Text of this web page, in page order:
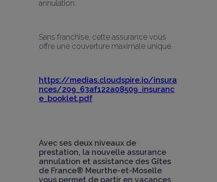
annulation.
Sans franchise, cette assurance vous
offre une couverture maximale unique.
https://medias.cloudspire.io/insura
nces/209_63af122a08509_insuranc
e_booklet.pdf
Avec ses deux niveaux de
prestation, la nouvelle assurance
annulation et assistance des Gîtes
de France® Meurthe-et-Moselle
vous permet de partir en vacances